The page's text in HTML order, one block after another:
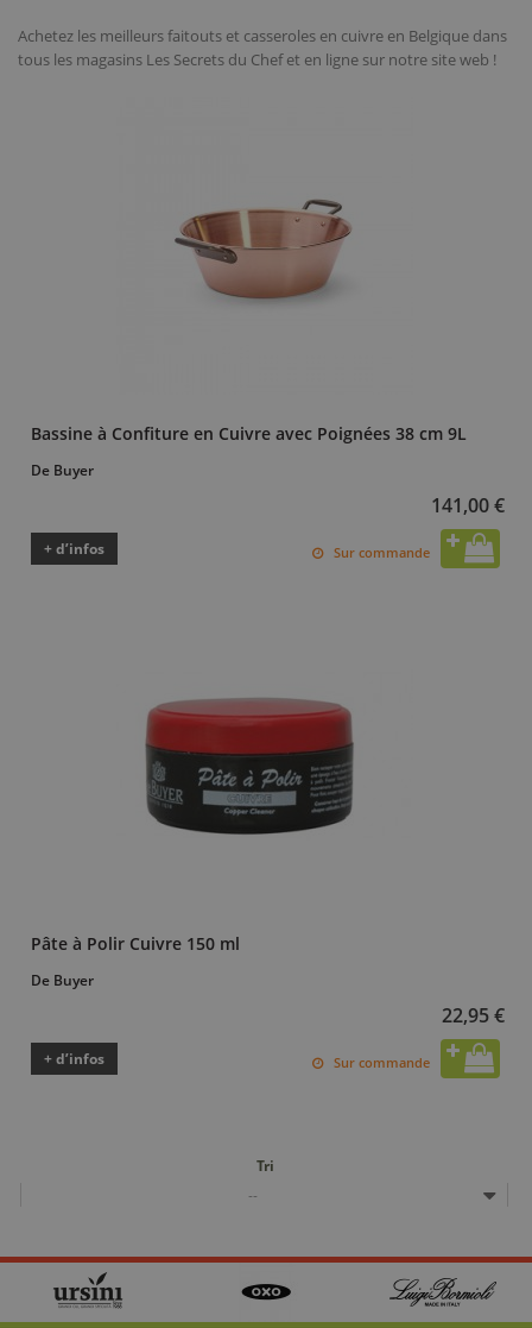
Achetez les meilleurs faitouts et casseroles en cuivre en Belgique dans
tous les magasins Les Secrets du Chef et en ligne sur notre site web !
Bassine à Confiture en Cuivre avec Poignées 38 cm 9L
De Buyer
141,00 €
+ d’infos Sur commande
Pâte à Polir Cuivre 150 ml
De Buyer
22,95 €
+ d’infos Sur commande
Tri
--